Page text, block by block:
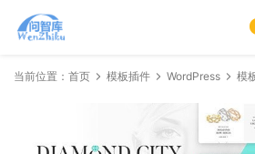
当前位置： 首页 模板插件 WordPress 模